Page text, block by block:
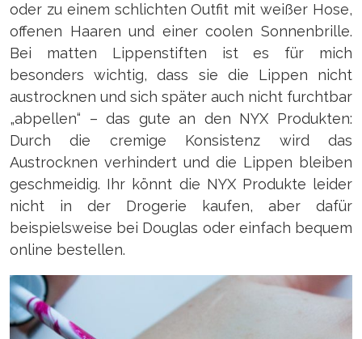
oder zu einem schlichten Outfit mit weißer Hose,
offenen Haaren und einer coolen Sonnenbrille.
Bei matten Lippenstiften ist es für mich
besonders wichtig, dass sie die Lippen nicht
austrocknen und sich später auch nicht furchtbar
„abpellen“ – das gute an den NYX Produkten:
Durch die cremige Konsistenz wird das
Austrocknen verhindert und die Lippen bleiben
geschmeidig. Ihr könnt die NYX Produkte leider
nicht in der Drogerie kaufen, aber dafür
beispielsweise bei Douglas oder einfach bequem
online bestellen.